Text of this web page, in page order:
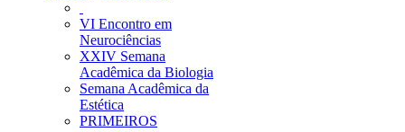
VI Encontro em
Neurociências
XXIV Semana
Acadêmica da Biologia
Semana Acadêmica da
Estética
PRIMEIROS